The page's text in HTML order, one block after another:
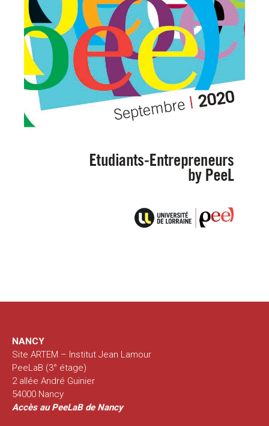
NANCY
Site ARTEM – Institut Jean Lamour
PeeLaB (3° étage)
2 allée André Guinier
54000 Nancy
Accès au PeeLaB de Nancy